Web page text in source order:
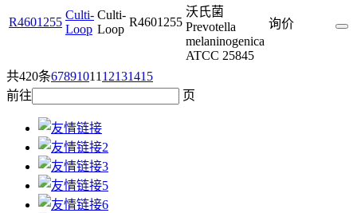
R4601255
Culti-
Loop
Culti-
Loop
R4601255
沃氏菌
Prevotella
melaninogenica
ATCC 25845
询价
共420条67891011 12131415
前往
页